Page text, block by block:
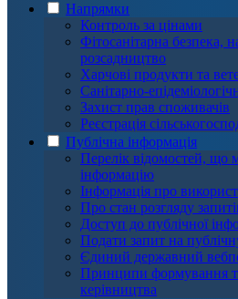
Напрямки
Контроль за цінами
Фітосанітарна безпека,
розсадництво
Харчові продукти та
Санітарно-
Захист прав споживачів
Реєстрація
Публічна інформація
Перелік відомостей, що
інформацію
Інформація про
Про стан розгляду
Доступ до публічної
Подати запит на
Єдиний державний
Принципи формування
керівництва